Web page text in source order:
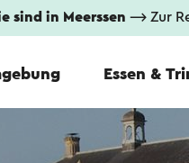
sind in Meerssen ⟶ Zur
Essen &